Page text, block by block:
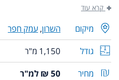
מיקום השרון, עמק חפר
גודל
1,150 מ"ר
מחיר
50 ₪ למ"ר